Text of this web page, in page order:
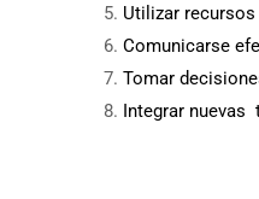
Utilizar
Comunicarse
Tomar
Integrar